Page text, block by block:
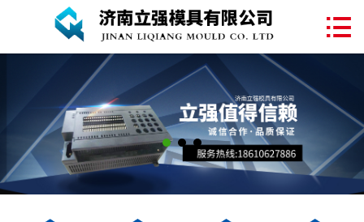
网站首页
关于我们
塑料模具
注塑加工
